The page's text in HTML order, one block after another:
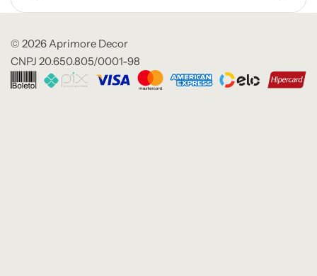
© 2026 Aprimore Decor
CNPJ 20.650.805/0001-98